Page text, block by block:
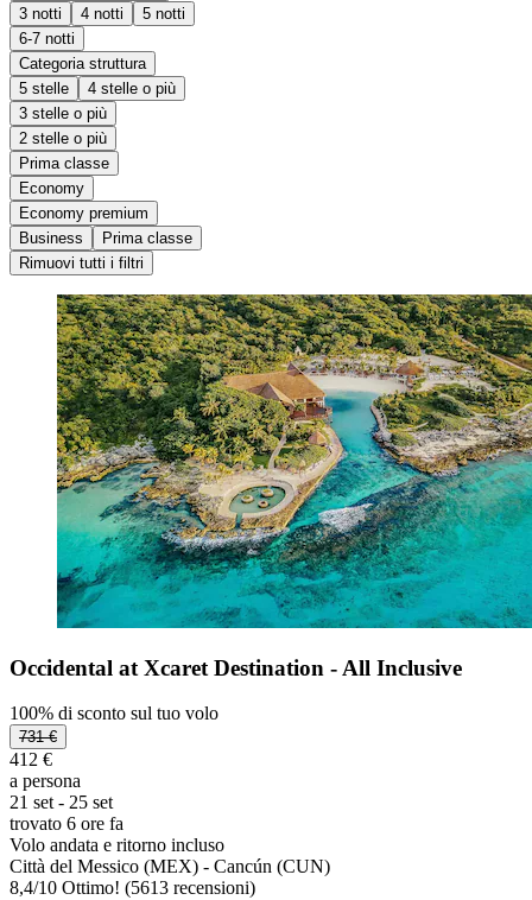
3 notti 4 notti
5 notti
6-7 notti
Categoria struttura
5 stelle
4 stelle o più
3 stelle o più
2 stelle o più
Prima classe
Economy
Economy premium
Business
Prima classe
Rimuovi tutti i filtri
Occidental at Xcaret Destination - All Inclusive
100% di sconto sul tuo volo
731 €
412 €
a persona
21 set - 25 set
trovato 6 ore fa
Volo andata e ritorno incluso
Città del Messico (MEX) - Cancún (CUN)
8,4/10 Ottimo! (5613 recensioni)